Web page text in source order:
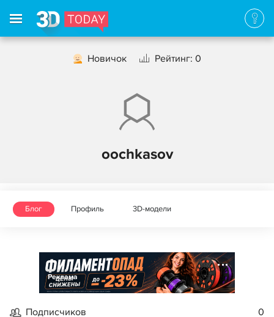
Новичок Рейтинг: 0
oochkasov
Блог Профиль 3D-модели
Реклама
Подписчиков 0